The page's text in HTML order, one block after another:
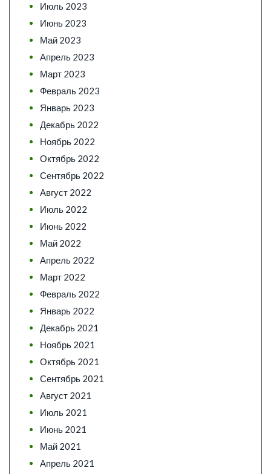
Июль 2023
Июнь 2023
Май 2023
Апрель 2023
Март 2023
Февраль 2023
Январь 2023
Декабрь 2022
Ноябрь 2022
Октябрь 2022
Сентябрь 2022
Август 2022
Июль 2022
Июнь 2022
Май 2022
Апрель 2022
Март 2022
Февраль 2022
Январь 2022
Декабрь 2021
Ноябрь 2021
Октябрь 2021
Сентябрь 2021
Август 2021
Июль 2021
Июнь 2021
Май 2021
Апрель 2021